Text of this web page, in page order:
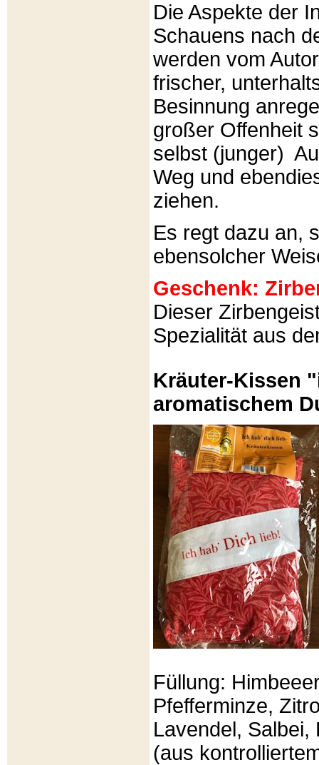
Die Aspekte der
Schauens nach
werden vom
frischer,
Besinnung
großer Offenheit
selbst (junger)
Weg und
ziehen.
Es regt dazu an,
ebensolcher
Geschenk:
Dieser
Spezialität aus
Kräuter-Kissen
aromatischem
Füllung:
Pfefferminze,
Lavendel, Salbei,
(aus